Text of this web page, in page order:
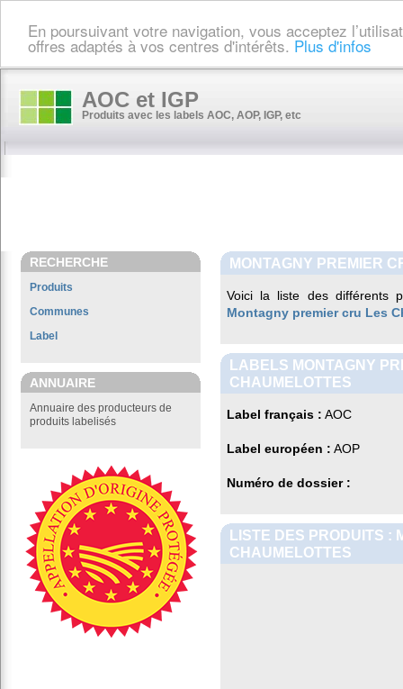
En poursuivant votre navigation, vous acceptez
offres adaptés à vos centres d'intérêts. Plus d'infos
AOC et IGP
Produits avec les labels AOC, AOP, IGP, etc
RECHERCHE
Produits
Communes
Label
ANNUAIRE
Annuaire des producteurs de
produits labelisés
MONTAGNY PREMIER
Voici la liste des différents
Montagny premier cru Les
LABELS MONTAGNY
CHAUMELOTTES
Label français : AOC
Label européen : AOP
Numéro de dossier :
LISTE DES PRODUITS :
CHAUMELOTTES